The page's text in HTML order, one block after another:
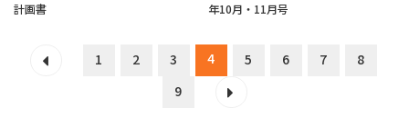
計画書
年10月・11月号
1 2 3 4 5 6 7
8
9